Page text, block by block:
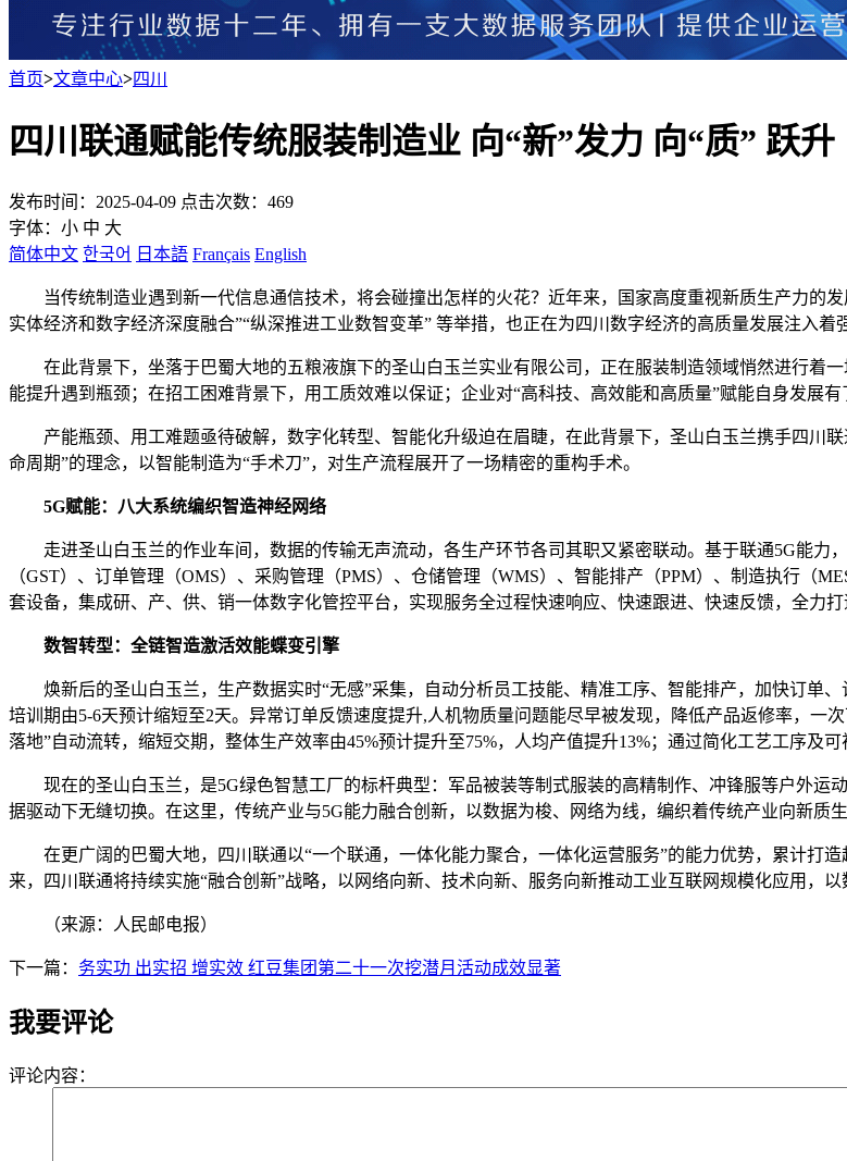
首页>文章中心>四川
四川联通赋能传统服装制造业 向“新”发力 向“质” 跃升
发布时间：2025-04-09 点击次数：469
字体： 小 中 大
简体中文 한국어 日本語 Français English
当传统制造业遇到新一代信息通信技术，将会碰撞出怎样的火花？近年来，国家高度重视新质生产力的
实体经济和数字经济深度融合”“纵深推进工业数智变革” 等举措，也正在为四川数字经济的高质量发展注入着
在此背景下，坐落于巴蜀大地的五粮液旗下的圣山白玉兰实业有限公司，正在服装制造领域悄然进行着
能提升遇到瓶颈；在招工困难背景下，用工质效难以保证；企业对“高科技、高效能和高质量”赋能自身发展
产能瓶颈、用工难题亟待破解，数字化转型、智能化升级迫在眉睫，在此背景下，圣山白玉兰携手四川联
命周期”的理念，以智能制造为“手术刀”，对生产流程展开了一场精密的重构手术。
5G赋能：八大系统编织智造神经网络
走进圣山白玉兰的作业车间，数据的传输无声流动，各生产环节各司其职又紧密联动。基于联通5G能力
（GST）、订单管理（OMS）、采购管理（PMS）、仓储管理（WMS）、智能排产（PPM）、制造执行（
套设备，集成研、产、供、销一体数字化管控平台，实现服务全过程快速响应、快速跟进、快速反馈，全力
数智转型：全链智造激活效能蝶变引擎
焕新后的圣山白玉兰，生产数据实时“无感”采集，自动分析员工技能、精准工序、智能排产，加快订单
培训期由5-6天预计缩短至2天。异常订单反馈速度提升,人机物质量问题能尽早被发现，降低产品返修率，一
落地”自动流转，缩短交期，整体生产效率由45%预计提升至75%，人均产值提升13%；通过简化工艺工序及
现在的圣山白玉兰，是5G绿色智慧工厂的标杆典型：军品被装等制式服装的高精制作、冲锋服等户外运
据驱动下无缝切换。在这里，传统产业与5G能力融合创新，以数据为梭、网络为线，编织着传统产业向新质
在更广阔的巴蜀大地，四川联通以“一个联通，一体化能力聚合，一体化运营服务”的能力优势，累计打造
来，四川联通将持续实施“融合创新”战略，以网络向新、技术向新、服务向新推动工业互联网规模化应用，
（来源：人民邮电报）
下一篇： 务实功 出实招 增实效 红豆集团第二十一次挖潜月活动成效显著
我要评论
评论内容：